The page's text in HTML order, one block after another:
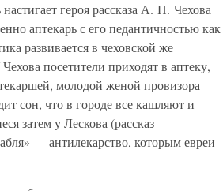
героя рассказа А. П. Чехова
аптекарь с его педантичностью как
развивается в чеховской же
посетители приходят в аптеку,
молодой женой провизора
сон, что в городе все кашляют и
затем у Лескова (рассказ
— антилекарство, которым евреи